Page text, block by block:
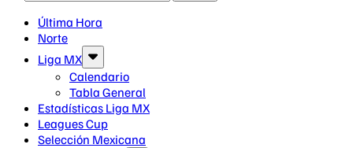
Última Hora
Norte
Liga MX
Calendario
Tabla General
Estadísticas Liga MX
Leagues Cup
Selección Mexicana